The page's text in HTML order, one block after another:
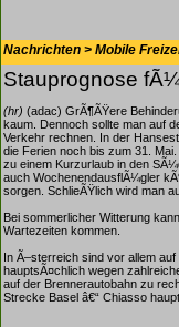
Nachrichten > Mobile
Stauprognose
(hr) (adac) GrÃ¶ÃŸere
kaum. Dennoch sollte man auf
Verkehr rechnen. In der
die Ferien noch bis zum 31.
zu einem Kurzurlaub in den
auch WochenendausflÃ¼gler
sorgen. SchlieÃŸlich wird man
Bei sommerlicher Witterung
Wartezeiten kommen.
In Ã–sterreich sind vor allem
hauptsÃ¤chlich wegen
auf der Brennerautobahn zu
Strecke Basel â€“ Chiasso